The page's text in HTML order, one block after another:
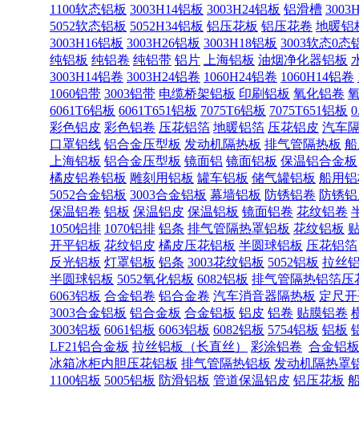
1100软态铝板 3003H14铝板 3003H24铝板 铝滑槽
5052软态铝板 5052H34铝板 铝压花板 铝压花卷 地暖铝
3003H16铝板 3003H26铝板 3003H18铝板 3003软态0态
纯铝板 纯铝卷 纯铝带 铝片 上海铝板 油烟净化器铝板
3003H14铝卷 3003H24铝卷 1060H24铝卷 1060H14铝卷
1060铝带 3003铝带 电缆桥架铝板 印刷铝板 氧化铝卷
6061T6铝板 6061T651铝板 7075T6铝板 7075T651铝板
彩色铝皮 彩色铝卷 压花铝箔 地暖铝箔 压花铝皮 汽车
口罩铝线 铝合金压型板 发动机隔热板 排气管隔热板
上海铝板 铝合金压型板 镜面铝 镜面铝板 保温铝合金板
橘皮铝卷铝板 雕刻用铝板 罐车铝板 储气罐铝板 船用
5052合金铝板 3003合金铝板 幕墙铝板 防锈铝卷 防锈
保温铝卷 铝板 保温铝皮 保温铝板 镜面铝卷 花纹铝卷
1050铝排 1070铝排 铝条 排气管隔热罩铝板 花纹铝板
开平铝板 花纹铝皮 橘皮压花铝板 半圆球铝板 压花铝箔
反光铝板 灯罩铝板 铝条 3003花纹铝板 5052铝板 拉丝
半圆球铝板 5052氧化铝板 6082铝板 排气管隔热铝箔压
6063铝板 合金铝卷 铝合金卷 汽车消音器隔热板 定尺
3003合金铝板 铝合金板 合金铝板 铝皮 铝卷 贴膜铝卷
3003铝板 6061铝板 6063铝板 6082铝板 5754铝板 铝板
LF21铝合金板 拉丝铝板（长直丝） 彩涂铝卷 合金铝板
冰箱冰柜内胆压花铝板 排气管隔热铝板 发动机隔热罩
1100铝板 5005铝板 防滑铝板 管道保温铝皮 铝压花板